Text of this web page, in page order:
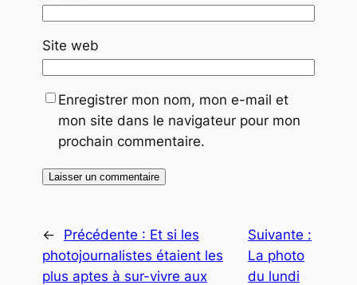
Site web
Enregistrer mon nom, mon e-mail et
mon site dans le navigateur pour mon
prochain commentaire.
← Précédente : Et si les
photojournalistes étaient les
plus aptes à sur-vivre aux
Suivante :
La photo
du lundi